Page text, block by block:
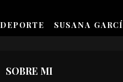
DEPORTE SUSANA
SOBRE MI